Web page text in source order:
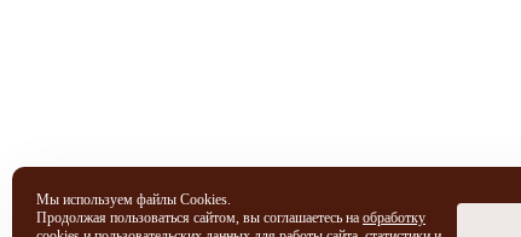
Мы используем файлы Cookies.
Продолжая пользоваться сайтом, вы соглашаетесь на обработку